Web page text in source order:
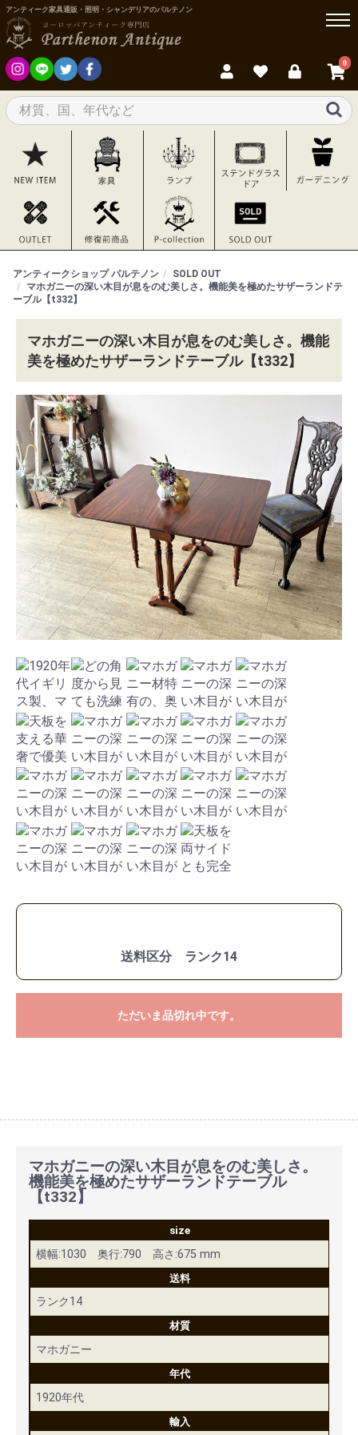
アンティーク家具通販・照明・シャンデリアのパルテノン
0
アンティークショップ パルテノン
SOLD OUT
マホガニーの深い木目が息をのむ美しさ。機能美を極めたサザーランドテ
ーブル【t332】
マホガニーの深い木目が息をのむ美しさ。機能
美を極めたサザーランドテーブル【t332】
送料区分 ランク14
ただいま品切れ中です。
マホガニーの深い木目が息をのむ美しさ。
機能美を極めたサザーランドテーブル
【t332】
size
横幅:1030 奥行:790 高さ:675 mm
送料
ランク14
材質
マホガニー
年代
1920年代
輸入